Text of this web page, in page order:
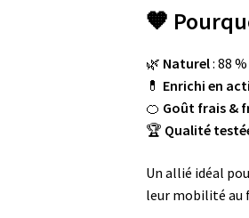
🧡
🌿 Naturel: 88 %
💊 Enrichi en
🍊 Goût frais &
🏆 Qualité
Un allié idéal
leur mobilité au